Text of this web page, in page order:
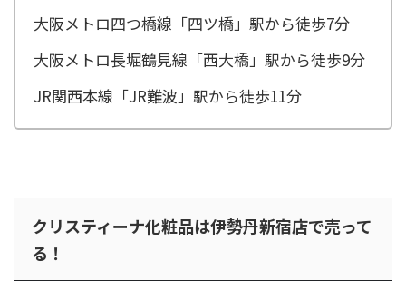
大阪メトロ四つ橋線「四ツ橋」駅から徒歩7分
大阪メトロ長堀鶴見線「西大橋」駅から徒歩9分
JR関西本線「JR難波」駅から徒歩11分
クリスティーナ化粧品は伊勢丹新宿店で売って
る！